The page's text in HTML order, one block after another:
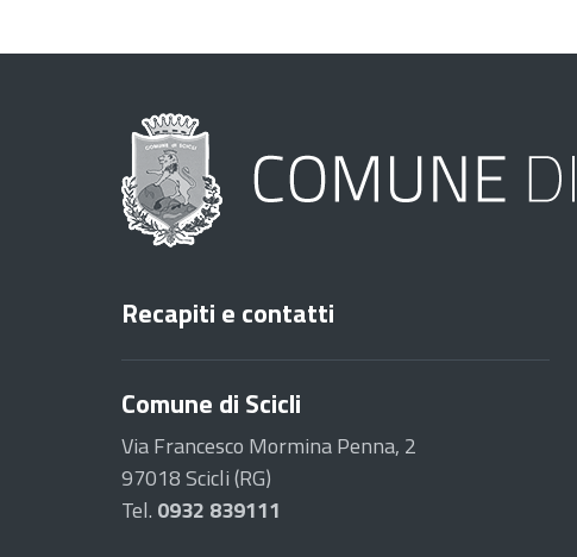
Recapiti e contatti
Comune di Scicli
Via Francesco Mormina Penna, 2
97018 Scicli (RG)
Tel. 0932 839111